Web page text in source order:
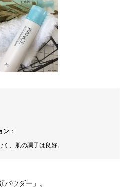
ン ：
、肌の調子は良好。
パウダー」。